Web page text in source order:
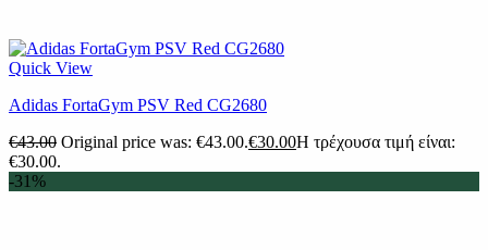
Quick View
Adidas FortaGym PSV Red CG2680
€43.00 Original price was: €43.00.€30.00Η τρέχουσα τιμή είναι:
€30.00.
-31%